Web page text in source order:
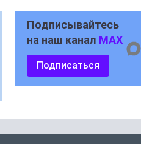
Подписывайтесь
на наш канал MAX
Подписаться